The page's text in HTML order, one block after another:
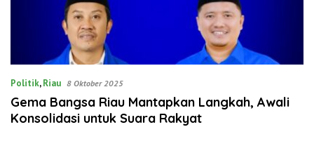
Politik,Riau 8 Oktober 2025
Gema Bangsa Riau Mantapkan Langkah, Awali
Konsolidasi untuk Suara Rakyat